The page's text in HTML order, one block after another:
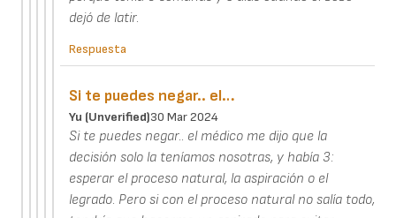
dejó de latir.
Respuesta
Si te puedes negar.. el…
Yu (unverified)30 Mar 2024
Si te puedes negar.. el médico me dijo que la
decisión solo la teníamos nosotras, y había 3:
esperar el proceso natural, la aspiración o el
legrado. Pero si con el proceso natural no salía todo,